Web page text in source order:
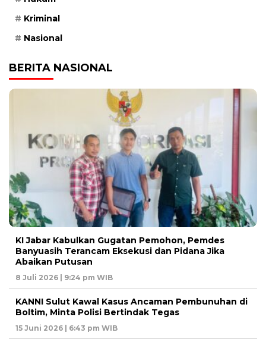
Kriminal
Nasional
BERITA NASIONAL
KI Jabar Kabulkan Gugatan Pemohon, Pemdes
Banyuasih Terancam Eksekusi dan Pidana Jika
Abaikan Putusan
8 Juli 2026 | 9:24 pm WIB
KANNI Sulut Kawal Kasus Ancaman Pembunuhan di
Boltim, Minta Polisi Bertindak Tegas
15 Juni 2026 | 6:43 pm WIB